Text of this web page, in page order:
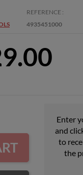
REFERENCE
4935451000
Enter
and
to
the